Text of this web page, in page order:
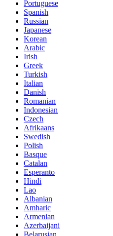
Portuguese
Spanish
Russian
Japanese
Korean
Arabic
Irish
Greek
Turkish
Italian
Danish
Romanian
Indonesian
Czech
Afrikaans
Swedish
Polish
Basque
Catalan
Esperanto
Hindi
Lao
Albanian
Amharic
Armenian
Azerbaijani
Belarusian